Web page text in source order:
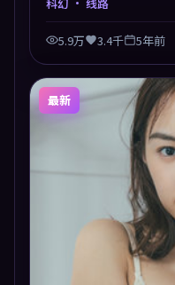
5.9万 3.4千 5年前
最新